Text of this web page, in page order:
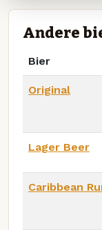
Andere
Bier
Original
Lager Beer
Caribbean